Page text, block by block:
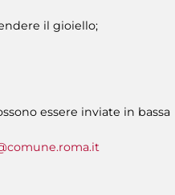
il gioiello;
essere inviate in bassa